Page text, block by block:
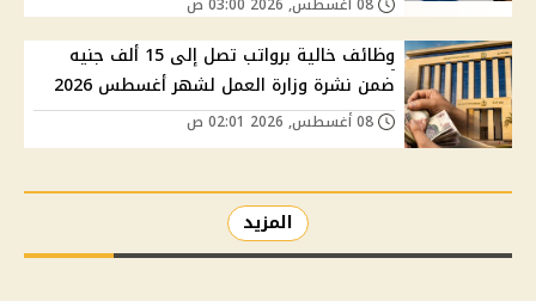
وظائف خالية برواتب تصل إلى 15 ألف جنيه
ضمن نشرة وزارة العمل لشهر أغسطس 2026
المزيد